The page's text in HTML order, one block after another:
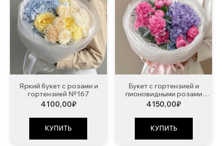
Яркий букет с розами и
гортензией №167
4100,00₽
КУПИТЬ
Букет с гортензией и
пионовидными розами
№170
4150,00₽
КУПИТЬ